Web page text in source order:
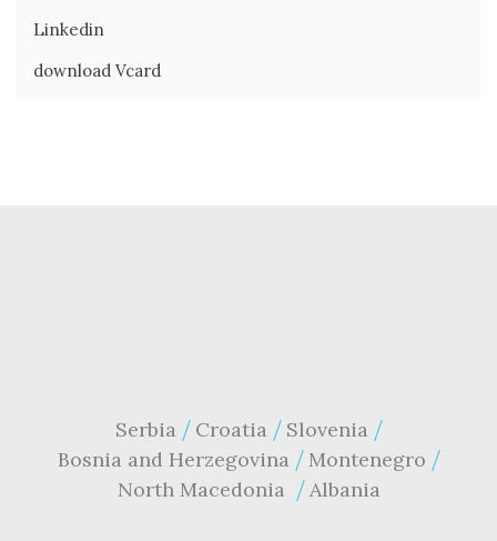
Linkedin
download Vcard
Serbia Croatia Slovenia
Bosnia and Herzegovina Montenegro
North Macedonia
Albania